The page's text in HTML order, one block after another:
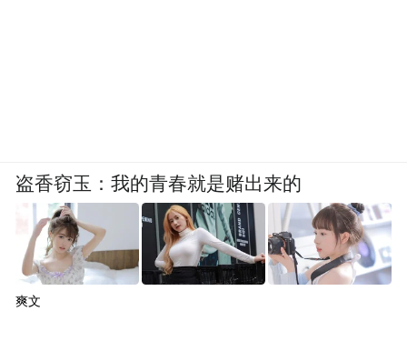
盗香窃玉：我的青春就是赌出来的
爽文